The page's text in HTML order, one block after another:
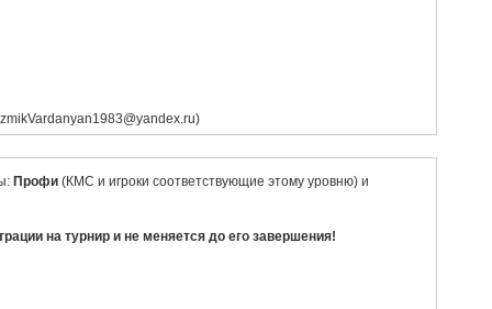
Профи (КМС и игроки соответствующие этому уровню) и
на турнир и не меняется до его завершения!